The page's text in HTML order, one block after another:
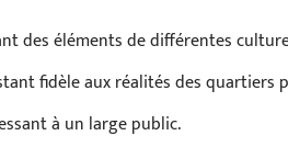
des éléments de différentes
fidèle aux réalités des quartiers
à un large public.